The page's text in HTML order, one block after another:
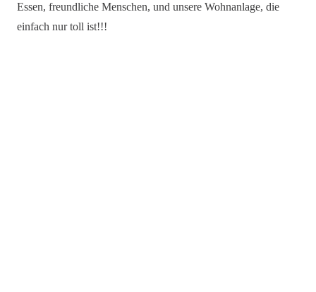
Essen, freundliche Menschen, und unsere Wohnanlage, die
einfach nur toll ist!!!